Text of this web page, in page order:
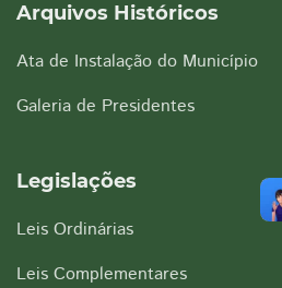
Arquivos Históricos
Ata de Instalação do Município
Galeria de Presidentes
Legislações
Leis Ordinárias
Leis Complementares